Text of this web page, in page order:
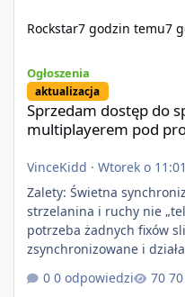
Rockstar7 godzin temu7
Ogłoszenia
aktualizacja
Sprzedam dostęp do
multiplayerem pod
VinceKidd · Wtorek o 11:01
Zalety: Świetna
strzelanina i ruchy nie
potrzeba żadnych fixów
zsynchronizowane i działa stabilnie)
+ solidny antycheat na
pisanie własnych modów
0 odpowiedzi